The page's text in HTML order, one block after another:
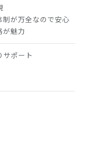
制が万全なので安心
が魅力
サポート